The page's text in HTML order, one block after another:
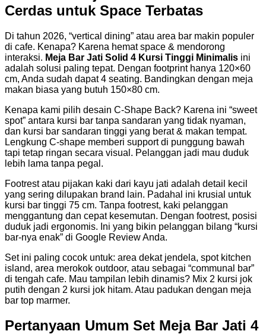
Cerdas untuk Space Terbatas
Di tahun 2026, “vertical dining” atau area bar makin populer
di cafe. Kenapa? Karena hemat space & mendorong
interaksi. Meja Bar Jati Solid 4 Kursi Tinggi Minimalis ini
adalah solusi paling tepat. Dengan footprint hanya 120×60
cm, Anda sudah dapat 4 seating. Bandingkan dengan meja
makan biasa yang butuh 150×80 cm.
Kenapa kami pilih desain C-Shape Back? Karena ini “sweet
spot” antara kursi bar tanpa sandaran yang tidak nyaman,
dan kursi bar sandaran tinggi yang berat & makan tempat.
Lengkung C-shape memberi support di punggung bawah
tapi tetap ringan secara visual. Pelanggan jadi mau duduk
lebih lama tanpa pegal.
Footrest atau pijakan kaki dari kayu jati adalah detail kecil
yang sering dilupakan brand lain. Padahal ini krusial untuk
kursi bar tinggi 75 cm. Tanpa footrest, kaki pelanggan
menggantung dan cepat kesemutan. Dengan footrest, posisi
duduk jadi ergonomis. Ini yang bikin pelanggan bilang “kursi
bar-nya enak” di Google Review Anda.
Set ini paling cocok untuk: area dekat jendela, spot kitchen
island, area merokok outdoor, atau sebagai “communal bar”
di tengah cafe. Mau tampilan lebih dinamis? Mix 2 kursi jok
putih dengan 2 kursi jok hitam. Atau padukan dengan meja
bar top marmer.
Pertanyaan Umum Set Meja Bar Jati 4